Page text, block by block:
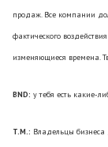
продаж. Все компании
фактического
изменяющиеся времена.
BND: у тебя есть какие-
T.M.: Владельцы бизнеса